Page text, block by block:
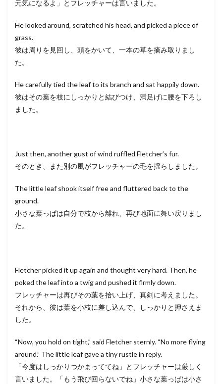
元気になるよ」とフレッチャーは言いました。
He looked around, scratched his head, and picked a piece of
grass.
彼は周りを見回し、頭をかいて、一本の草を摘み取りまし
た。
He carefully tied the leaf to its branch and sat happily down.
彼はその葉を枝にしっかりと結びつけ、満足げに腰を下ろし
ました。
Just then, another gust of wind ruffled Fletcher’s fur.
そのとき、また別の風がフレッチャーの毛を揺らしました。
The little leaf shook itself free and fluttered back to the
ground.
小さな葉っぱは自分で枝から離れ、再び地面に舞い戻りまし
た。
Fletcher picked it up again and thought very hard. Then, he
poked the leaf into a twig and pushed it firmly down.
フレッチャーは再びその葉を拾い上げ、真剣に考えました。
それから、彼は葉を小枝に差し込んで、しっかりと押さえま
した。
“Now, you hold on tight,” said Fletcher sternly. “No more flying
around.” The little leaf gave a tiny rustle in reply.
「今度はしっかりつかまっててね」とフレッチャーは厳しく
言いました。「もう飛び回らないでね」小さな葉っぱは小さ